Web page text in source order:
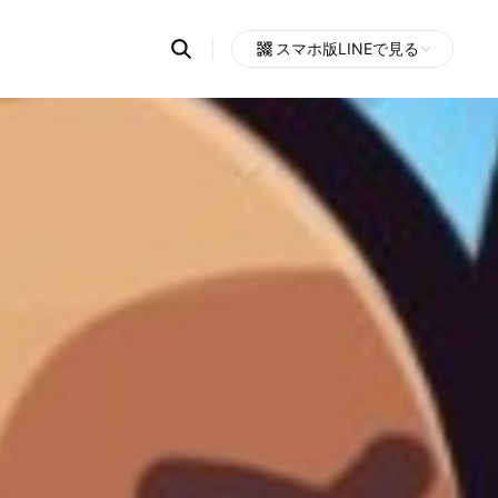
Search
OpenChats
messages
search
area
スマホ版LINEで見る